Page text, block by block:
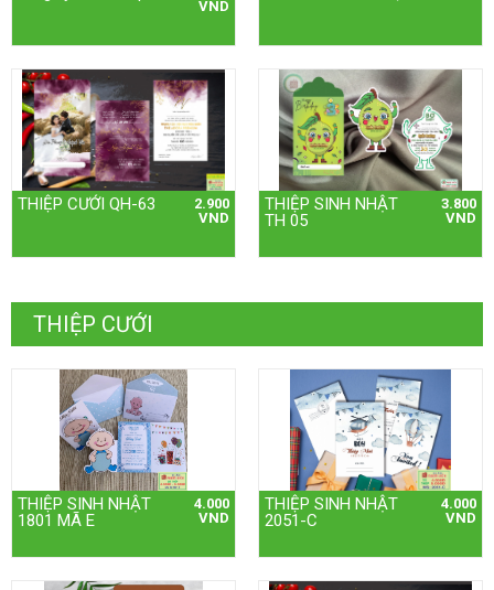
VND
THIỆP CƯỚI QH-63
2.900
VND
THIỆP SINH NHẬT
TH 05
3.800
VND
THIỆP CƯỚI
THIỆP SINH NHẬT
1801 MÃ E
4.000
VND
THIỆP SINH NHẬT
2051-C
4.000
VND